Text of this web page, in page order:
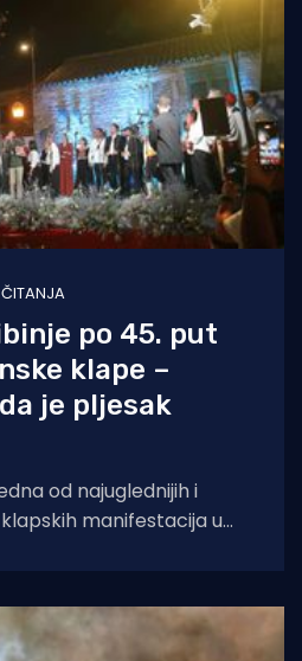
po 45. put
klape –
je pljesak
od najuglednijih i
manifestacija u